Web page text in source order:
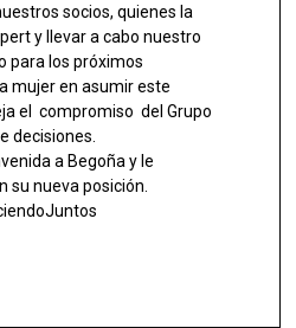
socios, quienes la
y llevar a cabo nuestro
para los próximos
mujer en asumir este
el compromiso del Grupo
decisiones.
a Begoña y le
su nueva posición.